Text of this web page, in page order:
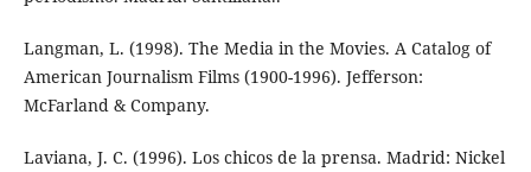
Langman, L. (1998). The Media in the Movies. A Catalog of
American Journalism Films (1900-1996). Jefferson:
McFarland & Company.
Laviana, J. C. (1996). Los chicos de la prensa. Madrid: Nickel